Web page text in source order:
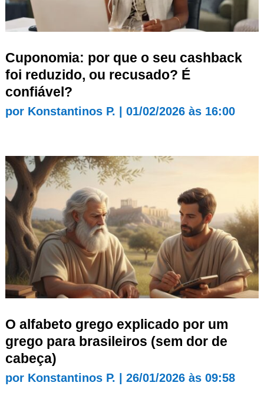
Cuponomia: por que o seu cashback
foi reduzido, ou recusado? É
confiável?
por Konstantinos P. 01/02/2026 às 16:00
O alfabeto grego explicado por um
grego para brasileiros (sem dor de
cabeça)
por Konstantinos P. 26/01/2026 às 09:58